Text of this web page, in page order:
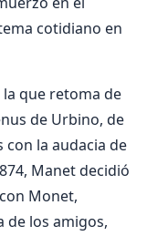
cotidiano en
que retoma de
de Urbino, de
con la audacia de
Manet decidió
Monet,
de los amigos,